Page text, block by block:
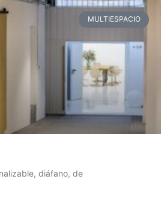
MULTIESPACIO
diáfano, de